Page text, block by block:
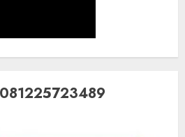
081225723489